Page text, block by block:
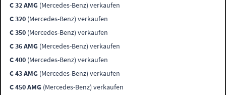
C 32 AMG (Mercedes-Benz) verkaufen
C 320 (Mercedes-Benz) verkaufen
C 350 (Mercedes-Benz) verkaufen
C 36 AMG (Mercedes-Benz) verkaufen
C 400 (Mercedes-Benz) verkaufen
C 43 AMG (Mercedes-Benz) verkaufen
C 450 AMG (Mercedes-Benz) verkaufen